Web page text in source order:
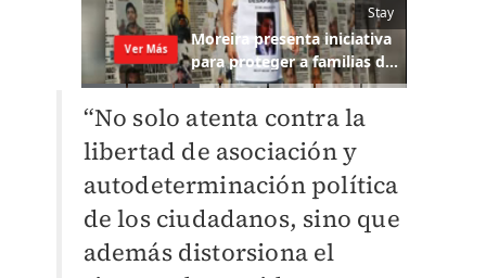
“No solo atenta contra la
libertad de asociación y
autodeterminación política
de los ciudadanos, sino que
además distorsiona el